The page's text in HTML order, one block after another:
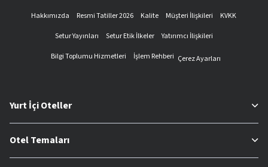
Hakkımızda Resmi Tatiller 2026 Kalite Müşteri İlişkileri
KVKK
Setur Yayınları
Setur Etik İlkeler
Yatırımcı İlişkileri
Bilgi Toplumu Hizmetleri
İşlem Rehberi Çerez Ayarları
Yurt İçi Oteller
Otel Temaları